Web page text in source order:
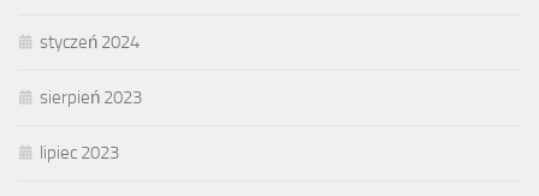
styczeń 2024
sierpień 2023
lipiec 2023